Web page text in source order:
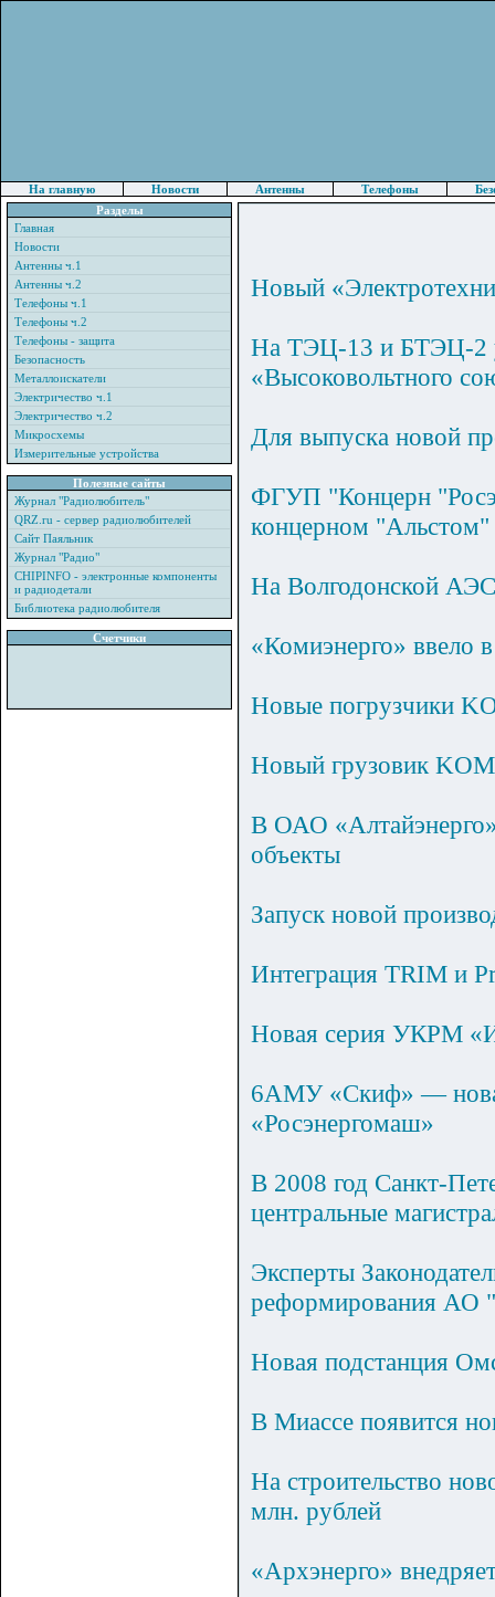
На главную Новости Антенны Телефоны
Разделы
Главная
Новости
Антенны ч.1
Антенны ч.2
Телефоны ч.1
Телефоны ч.2
Телефоны - защита
Безопасность
Металлоискатели
Электричество ч.1
Электричество ч.2
Микросхемы
Измерительные устройства
Полезные сайты
Журнал "Радиолюбитель"
QRZ.ru - сервер радиолюбителей
Сайт Паяльник
Журнал "Радио"
CHIPINFO - электронные компоненты
и радиодетали
Библиотека радиолюбителя
Счетчики
Новый
На ТЭЦ-13 и БТЭЦ-2
«Высоковольтного
Для выпуска новой
ФГУП "Концерн
концерном
На Волгодонской АЭС
«Комиэнерго»
Новые погрузчики
Новый грузовик
В ОАО «Алтайэнерго»
объекты
Запуск новой
Интеграция TRIM и
Новая серия УКРМ
6АМУ «Скиф» — новая
«Росэнергомаш»
В 2008 год Санкт-
центральные
Эксперты
реформирования АО
Новая подстанция
В Миассе появится
На строительство
млн. рублей
«Архэнерго»